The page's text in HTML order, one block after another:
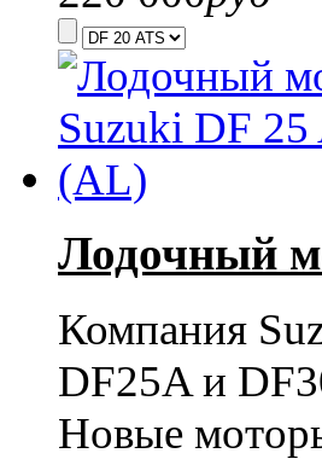
Лодочный
Компания
DF25A и
Новые